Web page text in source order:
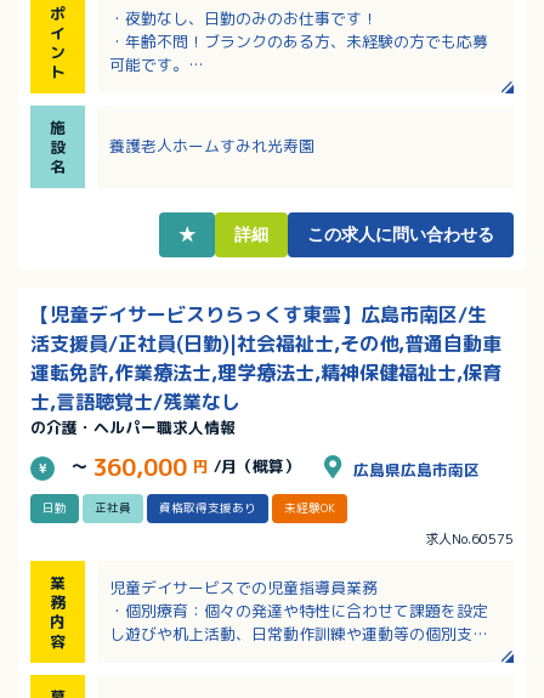
ポ
イ
ン
ト
・夜勤なし、日勤のみのお仕事です！
・年齢不問！ブランクのある方、未経験の方でも応募
可能です。
・資格取得時祝金・奨学金制度、勉強会・研修会参加
の助成、互助会などの福利厚生充実！
施
設
名
養護老人ホームすみれ光寿園
★ 詳細 この求人に問い合わせる
【児童デイサービスりらっくす東雲】広島市南区/生
活支援員/正社員(日勤)|社会福祉士,その他,普通自動車
運転免許,作業療法士,理学療法士,精神保健福祉士,保育
士,言語聴覚士/残業なし
の介護・ヘルパー職求人情報
～ 360,000 円 /月（概算） 広島県広島市南区
日勤 正社員 資格取得支援あり 未経験OK
求人No.60575
業
務
内
容
児童デイサービスでの児童指導員業務
・個別療育：個々の発達や特性に合わせて課題を設定
し遊びや机上活動、日常動作訓練や運動等の個別支援